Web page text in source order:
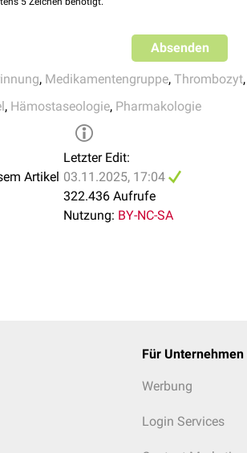
Absenden
, Medikamentengruppe, Thrombozyt,
, Hämostaseologie, Pharmakologie
Artikel
Letzter Edit:
03.11.2025, 17:04
322.436 Aufrufe
Nutzung: BY-NC-SA
Für Unternehmen
Werbung
Login Services